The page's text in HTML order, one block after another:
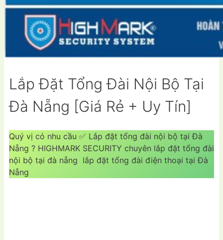
Lắp Đặt Tổng Đài Nội Bộ Tại
Đà Nẵng [Giá Rẻ + Uy Tín]
Quý vị có nhu cầu ✅ Lắp đặt tổng đài nội bộ tại Đà
Nẵng ? HIGHMARK SECURITY chuyên lắp đặt tổng đài
nội bộ tại đà nẵng lắp đặt tổng đài điện thoại tại Đà
Nẵng